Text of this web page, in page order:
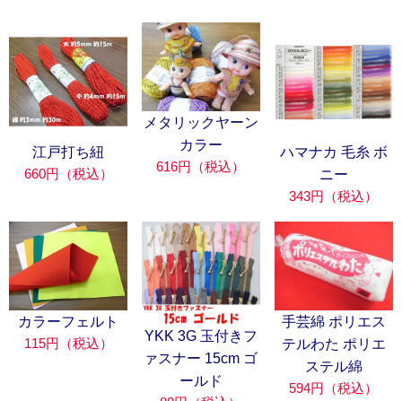
江戸打ち紐
660円（税込）
メタリックヤーン
カラー
616円（税込）
ハマナカ 毛糸 ボ
ニー
343円（税込）
カラーフェルト
115円（税込）
YKK 3G 玉付きフ
ァスナー 15cm ゴ
ールド
手芸綿 ポリエス
テルわた ポリエ
ステル綿
594円（税込）